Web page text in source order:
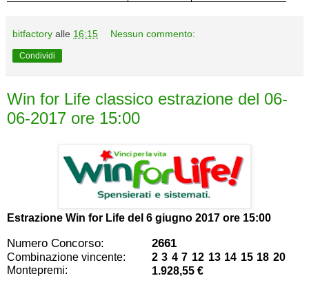
bitfactory alle 16:15 Nessun commento:
Condividi
Win for Life classico estrazione del 06-
06-2017 ore 15:00
Estrazione Win for Life del 6 giugno 2017 ore 15:00
Numero Concorso: 2661
Combinazione vincente:
2 3 4 7 12 13 14 15 18 20
Montepremi:
1.928,55 €